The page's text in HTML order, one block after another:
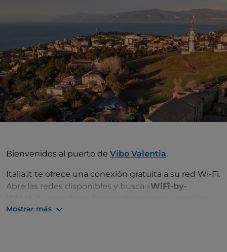
Bienvenidos al puerto de Vibo Valentia.
Italia.it te ofrece una conexión gratuita a su red Wi-Fi.
Abre las redes disponibles y busca «WiFi-by-
disponibles y hacer de tu viaje una experiencia aún
Mostrar más